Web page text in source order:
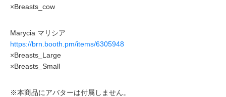
×Breasts_cow
Marycia マリシア
https://brn.booth.pm/items/6305948
×Breasts_Large
×Breasts_Small
※本商品にアバターは付属しません。